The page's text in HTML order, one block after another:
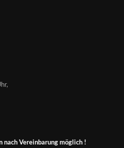
nach Vereinbarung möglich !